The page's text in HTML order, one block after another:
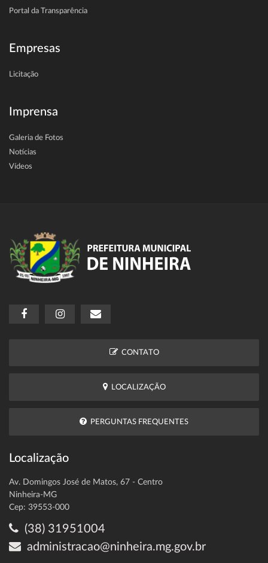
Portal da Transparência
Empresas
Licitação
Imprensa
Galeria de Fotos
Notícias
Vídeos
CONTATO
LOCALIZAÇÃO
PERGUNTAS FREQUENTES
Localização
Av. Domingos José de Matos, 67 - Centro
Ninheira-MG
Cep: 39553-000
(38) 31951004
administracao@ninheira.mg.gov.br